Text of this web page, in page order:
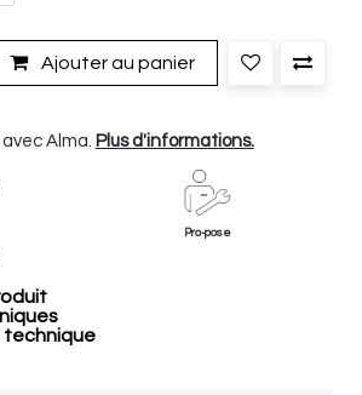
Ajouter au panier
Alma. Plus d'informations.
Pro-pose